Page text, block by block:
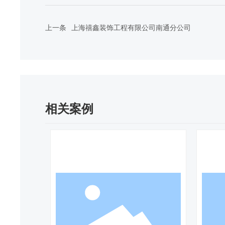
上一条 上海禧鑫装饰工程有限公司南通分公司
相关案例